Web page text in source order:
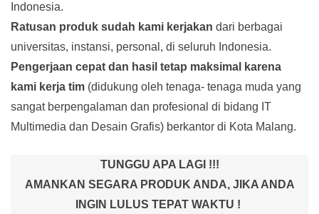
Indonesia.
Ratusan produk sudah kami kerjakan dari berbagai
universitas, instansi, personal, di seluruh Indonesia.
Pengerjaan cepat dan hasil tetap maksimal karena
kami kerja tim (didukung oleh tenaga- tenaga muda yang
sangat berpengalaman dan profesional di bidang IT
Multimedia dan Desain Grafis) berkantor di Kota Malang.
TUNGGU APA LAGI !!!
AMANKAN SEGARA PRODUK ANDA, JIKA ANDA
INGIN LULUS TEPAT WAKTU !